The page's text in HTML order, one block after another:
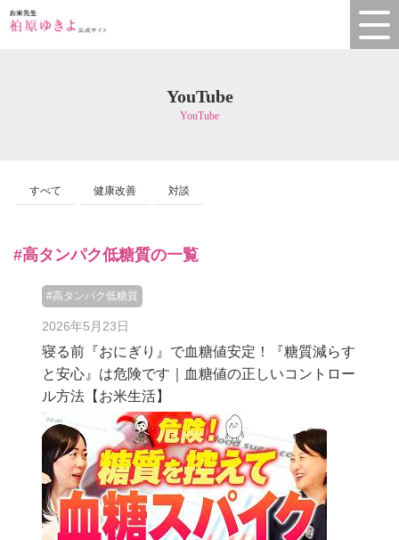
YouTube
YouTube
すべて 健康改善 対談
#高タンパク低糖質の一覧
#高タンパク低糖質
2026年5月23日
寝る前『おにぎり』で血糖値安定！『糖質減らす
と安心』は危険です｜血糖値の正しいコントロー
ル方法【お米生活】